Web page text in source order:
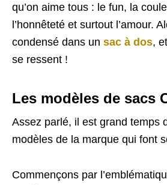
qu’on aime tous : le fun, la
l’honnêteté et surtout l’amour.
condensé dans un sac à dos,
se ressent !
Les modèles de sacs
Assez parlé, il est grand temps
modèles de la marque qui font
Commençons par